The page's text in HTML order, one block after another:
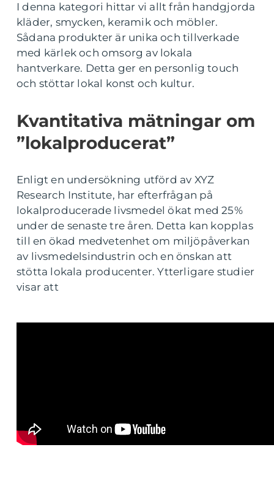
I denna kategori hittar vi allt från handgjorda
kläder, smycken, keramik och möbler.
Sådana produkter är unika och tillverkade
med kärlek och omsorg av lokala
hantverkare. Detta ger en personlig touch
och stöttar lokal konst och kultur.
Kvantitativa mätningar om
”lokalproducerat”
Enligt en undersökning utförd av XYZ
Research Institute, har efterfrågan på
lokalproducerade livsmedel ökat med 25%
under de senaste tre åren. Detta kan kopplas
till en ökad medvetenhet om miljöpåverkan
av livsmedelsindustrin och en önskan att
stötta lokala producenter. Ytterligare studier
visar att